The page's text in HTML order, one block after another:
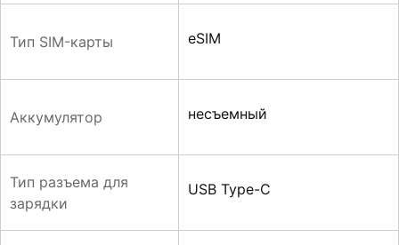
Тип SIM-карты eSIM
Аккумулятор несъемный
Тип разъема для
зарядки
USB Type-C